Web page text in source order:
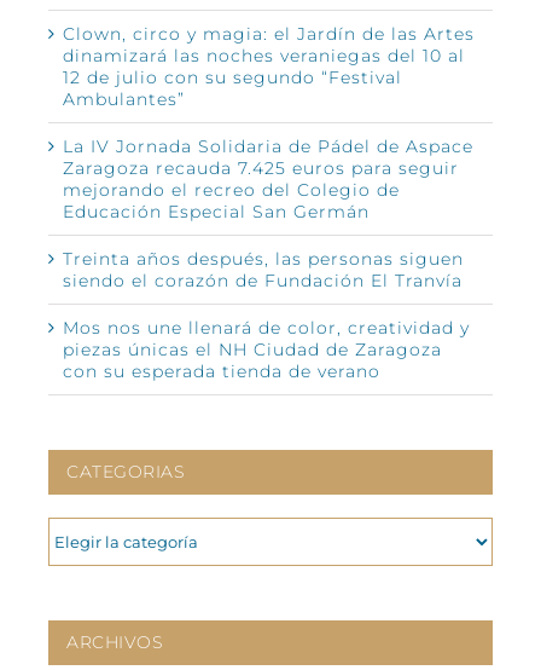
Clown, circo y magia: el Jardín de las Artes
dinamizará las noches veraniegas del 10 al
12 de julio con su segundo “Festival
Ambulantes”
La IV Jornada Solidaria de Pádel de Aspace
Zaragoza recauda 7.425 euros para seguir
mejorando el recreo del Colegio de
Educación Especial San Germán
Treinta años después, las personas siguen
siendo el corazón de Fundación El Tranvía
Mos nos une llenará de color, creatividad y
piezas únicas el NH Ciudad de Zaragoza
con su esperada tienda de verano
CATEGORIAS
CATEGORIAS
ARCHIVOS